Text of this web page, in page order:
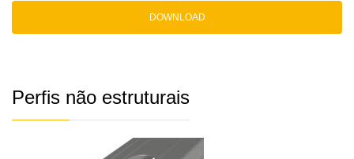
DOWNLOAD
Perfis não estruturais